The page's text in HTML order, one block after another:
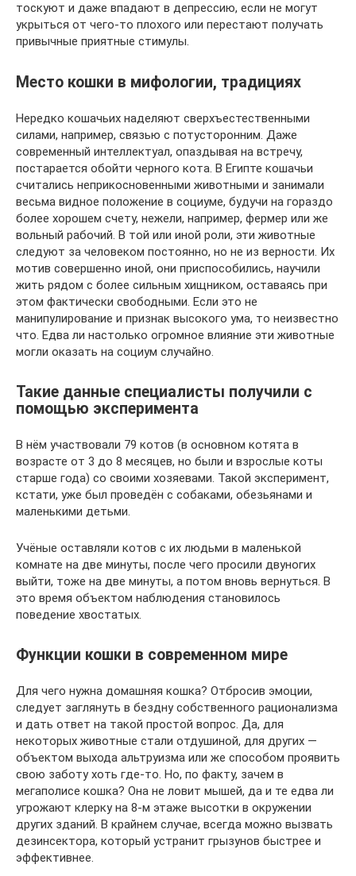
тоскуют и даже впадают в депрессию, если не могут
укрыться от чего-то плохого или перестают получать
привычные приятные стимулы.
Место кошки в мифологии, традициях
Нередко кошачьих наделяют сверхъестественными
силами, например, связью с потусторонним. Даже
современный интеллектуал, опаздывая на встречу,
постарается обойти черного кота. В Египте кошачьи
считались неприкосновенными животными и занимали
весьма видное положение в социуме, будучи на гораздо
более хорошем счету, нежели, например, фермер или же
вольный рабочий. В той или иной роли, эти животные
следуют за человеком постоянно, но не из верности. Их
мотив совершенно иной, они приспособились, научили
жить рядом с более сильным хищником, оставаясь при
этом фактически свободными. Если это не
манипулирование и признак высокого ума, то неизвестно
что. Едва ли настолько огромное влияние эти животные
могли оказать на социум случайно.
Такие данные специалисты получили с
помощью эксперимента
В нём участвовали 79 котов (в основном котята в
возрасте от 3 до 8 месяцев, но были и взрослые коты
старше года) со своими хозяевами. Такой эксперимент,
кстати, уже был проведён с собаками, обезьянами и
маленькими детьми.
Учёные оставляли котов с их людьми в маленькой
комнате на две минуты, после чего просили двуногих
выйти, тоже на две минуты, а потом вновь вернуться. В
это время объектом наблюдения становилось
поведение хвостатых.
Функции кошки в современном мире
Для чего нужна домашняя кошка? Отбросив эмоции,
следует заглянуть в бездну собственного рационализма
и дать ответ на такой простой вопрос. Да, для
некоторых животные стали отдушиной, для других —
объектом выхода альтруизма или же способом проявить
свою заботу хоть где-то. Но, по факту, зачем в
мегаполисе кошка? Она не ловит мышей, да и те едва ли
угрожают клерку на 8-м этаже высотки в окружении
других зданий. В крайнем случае, всегда можно вызвать
дезинсектора, который устранит грызунов быстрее и
эффективнее.